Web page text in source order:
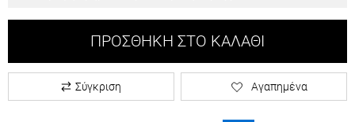
ΠΡΟΣΘΉΚΗ ΣΤΟ ΚΑΛΆΘΙ
Σύγκριση Αγαπημένα